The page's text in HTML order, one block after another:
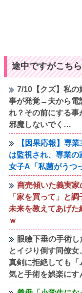
途中ですがこち
7/10【クズ】私の
事が発覚→夫から電
れ？その前にする事
邪魔しないでく…
【因果応報】専
は監視され、専業
女子A「私菌がうつ
商売傾いた義実
「家を買って」と
未来を教えてあげ
ｗ
眼瞼下垂の手術し
とイジり倒す同僚女
真剣に拒絶しても
気と手術を娯楽にす